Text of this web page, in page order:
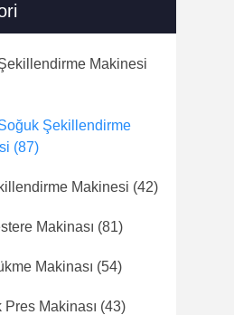
Makinesi
Şekillendirme
(87)
Makinesi (42)
Makinası (81)
Makinası (54)
Pres Makinası (43)